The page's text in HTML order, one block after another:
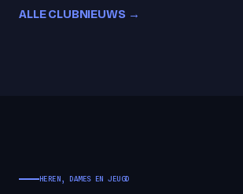
ALLE CLUBNIEUWS →
HEREN, DAMES EN JEUGD